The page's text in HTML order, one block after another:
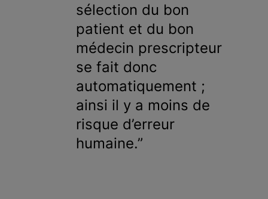
sélection du bon
patient et du bon
médecin prescripteur
se fait donc
automatiquement ;
ainsi il y a moins de
risque d’erreur
humaine.